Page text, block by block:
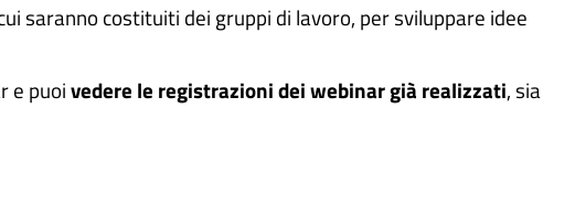
saranno costituiti dei gruppi di lavoro, per sviluppare idee
e puoivedere le registrazioni dei webinar già realizzati, sia